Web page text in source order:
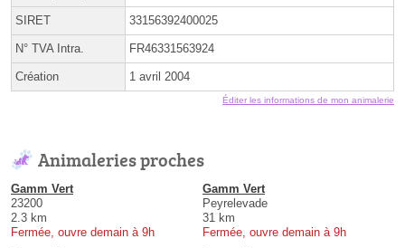
SIRET 33156392400025
N° TVA Intra. FR46331563924
Création 1 avril 2004
Éditer les informations de mon animalerie
Animaleries proches
Gamm Vert
23200
2.3 km
Fermée, ouvre demain à 9h
Gamm Vert
Peyrelevade
31 km
Fermée, ouvre demain à 9h